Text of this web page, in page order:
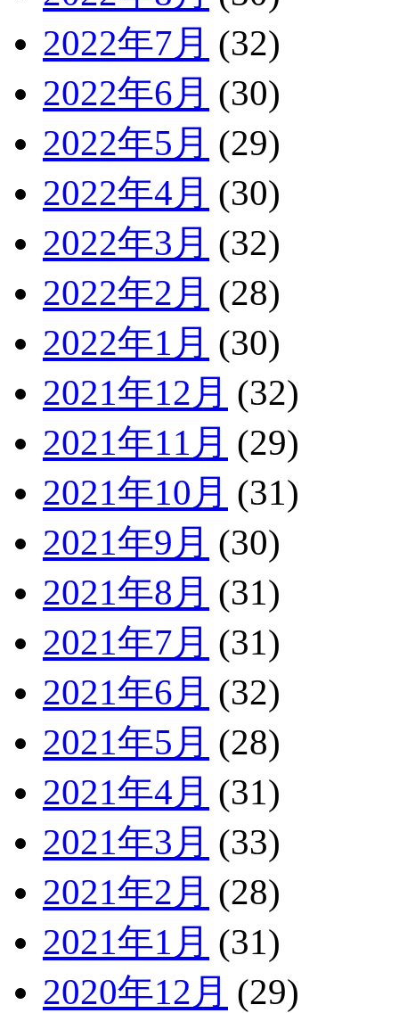
2022年7月 (32)
2022年6月 (30)
2022年5月 (29)
2022年4月 (30)
2022年3月 (32)
2022年2月 (28)
2022年1月 (30)
2021年12月 (32)
2021年11月 (29)
2021年10月 (31)
2021年9月 (30)
2021年8月 (31)
2021年7月 (31)
2021年6月 (32)
2021年5月 (28)
2021年4月 (31)
2021年3月 (33)
2021年2月 (28)
2021年1月 (31)
2020年12月 (29)